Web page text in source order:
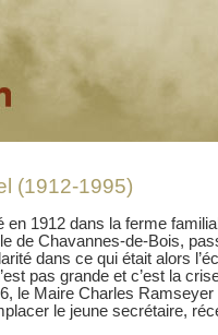
(1912-1995)
en 1912 dans la ferme
de Chavannes-de-Bois,
dans ce qui était alors
pas grande et c’est la
le Maire Charles
le jeune secrétaire,